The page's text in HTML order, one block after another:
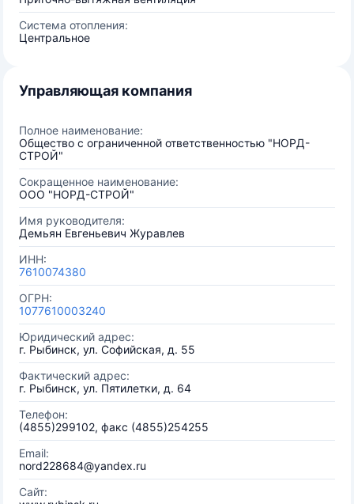
Система отопления:
Центральное
Управляющая компания
Полное наименование:
Общество с ограниченной ответственностью "НОРД-
СТРОЙ"
Сокращенное наименование:
ООО "НОРД-СТРОЙ"
Имя руководителя:
Демьян Евгеньевич Журавлев
ИНН:
7610074380
ОГРН:
1077610003240
Юридический адрес:
г. Рыбинск, ул. Софийская, д. 55
Фактический адрес:
г. Рыбинск, ул. Пятилетки, д. 64
Телефон:
(4855)299102, факс (4855)254255
Email:
nord228684@yandex.ru
Сайт: